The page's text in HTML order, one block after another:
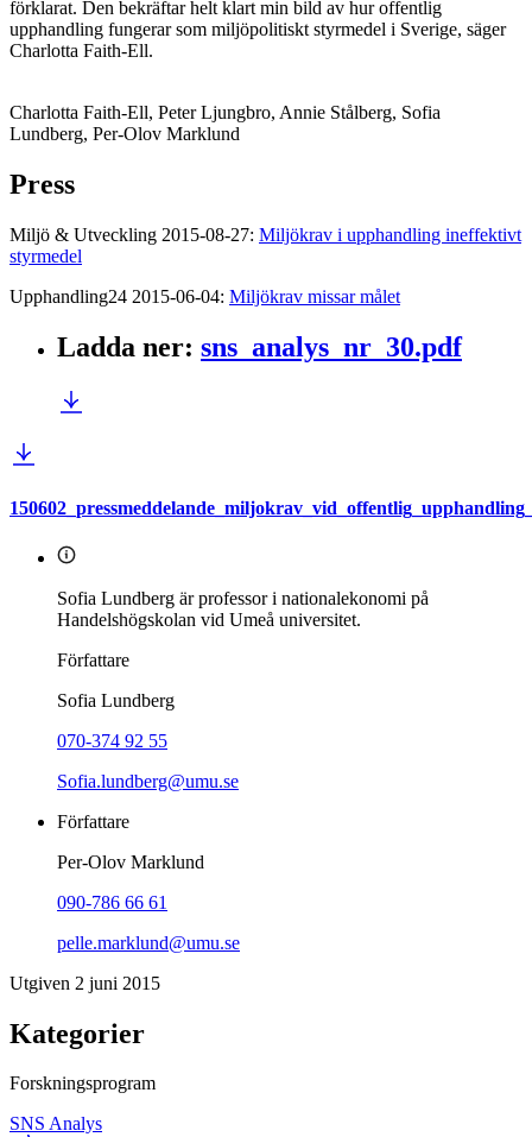
förklarat. Den bekräftar helt klart min bild av hur offentlig
upphandling fungerar som miljöpolitiskt styrmedel i Sverige, säger
Charlotta Faith-Ell.
Charlotta Faith-Ell, Peter Ljungbro, Annie Stålberg, Sofia
Lundberg, Per-Olov Marklund
Press
Miljö & Utveckling 2015-08-27: Miljökrav i upphandling ineffektivt
styrmedel
Upphandling24 2015-06-04: Miljökrav missar målet
Ladda ner: sns_analys_nr_30.pdf
Sofia Lundberg är professor i nationalekonomi på
Handelshögskolan vid Umeå universitet.
Författare
Sofia Lundberg
070-374 92 55
Sofia.lundberg@umu.se
Författare
Per-Olov Marklund
090-786 66 61
pelle.marklund@umu.se
Utgiven 2 juni 2015
Kategorier
Forskningsprogram
SNS Analys